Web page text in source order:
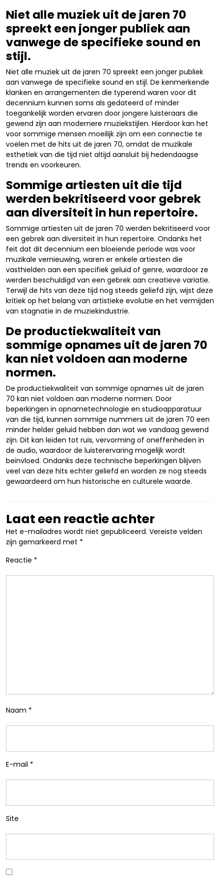
Niet alle muziek uit de jaren 70
spreekt een jonger publiek aan
vanwege de specifieke sound en
stijl.
Niet alle muziek uit de jaren 70 spreekt een jonger publiek
aan vanwege de specifieke sound en stijl. De kenmerkende
klanken en arrangementen die typerend waren voor dit
decennium kunnen soms als gedateerd of minder
toegankelijk worden ervaren door jongere luisteraars die
gewend zijn aan modernere muziekstijlen. Hierdoor kan het
voor sommige mensen moeilijk zijn om een connectie te
voelen met de hits uit de jaren 70, omdat de muzikale
esthetiek van die tijd niet altijd aansluit bij hedendaagse
trends en voorkeuren.
Sommige artiesten uit die tijd
werden bekritiseerd voor gebrek
aan diversiteit in hun repertoire.
Sommige artiesten uit de jaren 70 werden bekritiseerd voor
een gebrek aan diversiteit in hun repertoire. Ondanks het
feit dat dit decennium een bloeiende periode was voor
muzikale vernieuwing, waren er enkele artiesten die
vasthielden aan een specifiek geluid of genre, waardoor ze
werden beschuldigd van een gebrek aan creatieve variatie.
Terwijl de hits van deze tijd nog steeds geliefd zijn, wijst deze
kritiek op het belang van artistieke evolutie en het vermijden
van stagnatie in de muziekindustrie.
De productiekwaliteit van
sommige opnames uit de jaren 70
kan niet voldoen aan moderne
normen.
De productiekwaliteit van sommige opnames uit de jaren
70 kan niet voldoen aan moderne normen. Door
beperkingen in opnametechnologie en studioapparatuur
van die tijd, kunnen sommige nummers uit de jaren 70 een
minder helder geluid hebben dan wat we vandaag gewend
zijn. Dit kan leiden tot ruis, vervorming of oneffenheden in
de audio, waardoor de luisterervaring mogelijk wordt
beïnvloed. Ondanks deze technische beperkingen blijven
veel van deze hits echter geliefd en worden ze nog steeds
gewaardeerd om hun historische en culturele waarde.
Laat een reactie achter
Het e-mailadres wordt niet gepubliceerd. Vereiste velden
zijn gemarkeerd met *
Reactie *
Naam *
E-mail *
Site